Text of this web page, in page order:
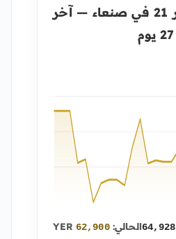
حركة جرام عيار 21 في صنعاء — آخر
27 يوم
64,928الحالي:62,900
YER